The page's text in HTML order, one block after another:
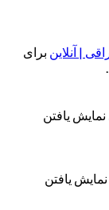
| آنلاین برای
نمایش یافتن
یافتن